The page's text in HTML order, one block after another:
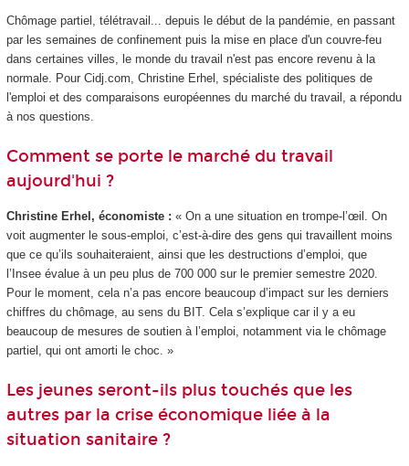
Chômage partiel, télétravail... depuis le début de la pandémie, en passant
par les semaines de confinement puis la mise en place d'un couvre-feu
dans certaines villes, le monde du travail n'est pas encore revenu à la
normale. Pour Cidj.com, Christine Erhel, spécialiste des politiques de
l'emploi et des comparaisons européennes du marché du travail, a répondu
à nos questions.
Comment se porte le marché du travail
aujourd'hui ?
Christine Erhel, économiste : « On a une situation en trompe-l’œil. On
voit augmenter le sous-emploi, c’est-à-dire des gens qui travaillent moins
que ce qu’ils souhaiteraient, ainsi que les destructions d’emploi, que
l’Insee évalue à un peu plus de 700 000 sur le premier semestre 2020.
Pour le moment, cela n’a pas encore beaucoup d’impact sur les derniers
chiffres du chômage, au sens du BIT. Cela s’explique car il y a eu
beaucoup de mesures de soutien à l’emploi, notamment via le chômage
partiel, qui ont amorti le choc. »
Les jeunes seront-ils plus touchés que les
autres par la crise économique liée à la
situation sanitaire ?